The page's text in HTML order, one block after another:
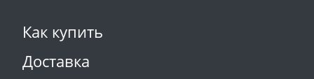
Как купить
Доставка